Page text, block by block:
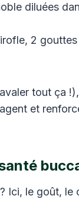
diluées
2
tout ça
et
Ici, le goût, le